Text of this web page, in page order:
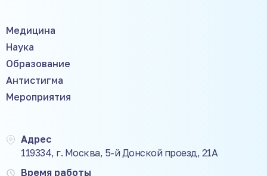
Медицина
Наука
Образование
Антистигма
Мероприятия
Адрес
119334, г. Москва, 5-й Донской проезд, 21А
Время работы